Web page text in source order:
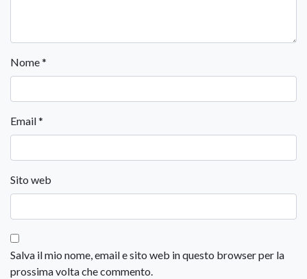
Nome*
Email*
Sito web
Salva il mio nome, email e sito web in questo browser per la
prossima volta che commento.